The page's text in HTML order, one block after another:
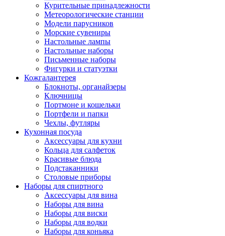
Курительные принадлежности
Метеорологические станции
Модели парусников
Морские сувениры
Настольные лампы
Настольные наборы
Письменные наборы
Фигурки и статуэтки
Кожгалантерея
Блокноты, органайзеры
Ключницы
Портмоне и кошельки
Портфели и папки
Чехлы, футляры
Кухонная посуда
Аксессуары для кухни
Кольца для салфеток
Красивые блюда
Подстаканники
Столовые приборы
Наборы для спиртного
Аксессуары для вина
Наборы для вина
Наборы для виски
Наборы для водки
Наборы для коньяка